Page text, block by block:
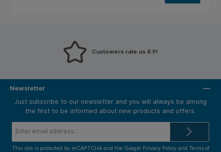
Customers rate us 8.9!
Newsletter
Just subscribe to our newsletter and you will always be among
the first to be informed about new products and offers.
This site is protected by reCAPTCHA and the Google Privacy Policyand Terms of